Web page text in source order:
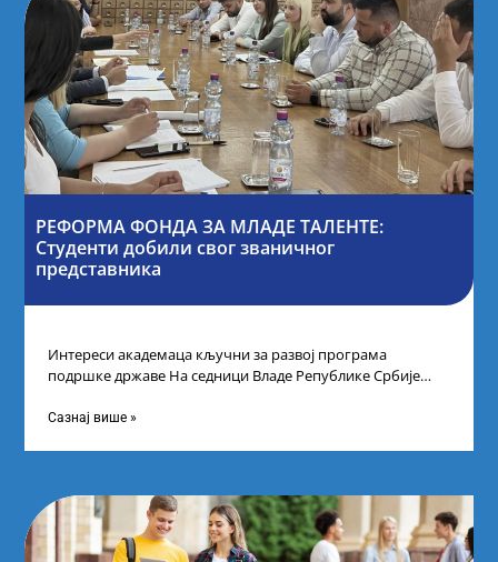
РЕФОРМА ФОНДА ЗА МЛАДЕ ТАЛЕНТЕ:
Студенти добили свог званичног
представника
Интереси академаца кључни за развој програма
подршке државе На седници Владе Републике Србије
Сазнај више »